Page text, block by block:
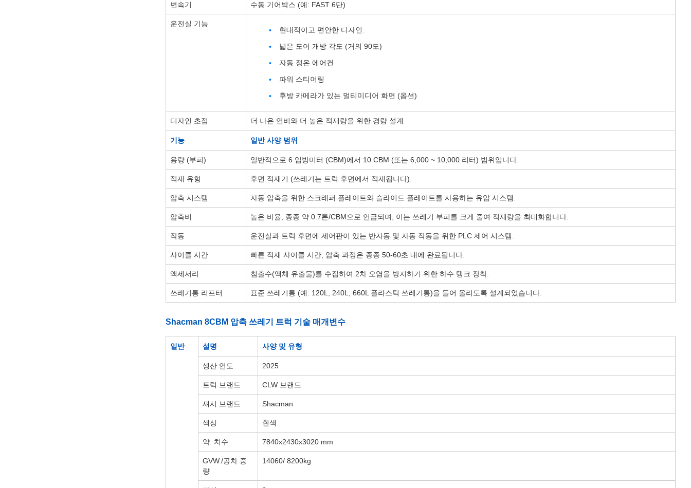
변속기 수동 기어박스 (예: FAST 6단)
운전실 기능
현대적이고 편안한 디자인:
넓은 도어 개방 각도 (거의 90도)
자동 정온 에어컨
파워 스티어링
후방 카메라가 있는 멀티미디어 화면 (옵션)
디자인 초점 더 나은 연비와 더 높은 적재량을 위한 경량 설계.
기능 일반 사양 범위
용량 (부피) 일반적으로 6 입방미터 (CBM)에서 10 CBM (또는 6,000 ~ 10,000 리터) 범위입니다.
적재 유형 후면 적재기 (쓰레기는 트럭 후면에서 적재됩니다).
압축 시스템 자동 압축을 위한 스크래퍼 플레이트와 슬라이드 플레이트를 사용하는 유압 시스템.
압축비 높은 비율, 종종 약 0.7톤/CBM으로 언급되며, 이는 쓰레기 부피를 크게 줄여 적재량을 최대화합니다.
작동 운전실과 트럭 후면에 제어판이 있는 반자동 및 자동 작동을 위한 PLC 제어 시스템.
사이클 시간 빠른 적재 사이클 시간, 압축 과정은 종종 50-60초 내에 완료됩니다.
액세서리 침출수(액체 유출물)를 수집하여 2차 오염을 방지하기 위한 하수 탱크 장착.
쓰레기통 리프터 표준 쓰레기통 (예: 120L, 240L, 660L 플라스틱 쓰레기통)을 들어 올리도록 설계되었습니다.
Shacman 8CBM 압축 쓰레기 트럭 기술 매개변수
일반 설명 사양 및 유형
생산 연도 2025
트럭 브랜드 CLW 브랜드
섀시 브랜드 Shacman
색상 흰색
약. 치수 7840x2430x3020 mm
GVW./공차 중
량
14060/ 8200kg